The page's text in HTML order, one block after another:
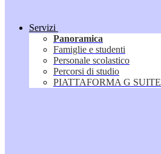
Servizi
Panoramica
Famiglie e studenti
Personale scolastico
Percorsi di studio
PIATTAFORMA G SUITE